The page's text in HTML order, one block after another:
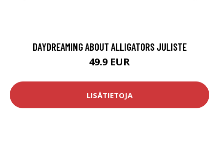
DAYDREAMING ABOUT ALLIGATORS JULISTE
49.9 EUR
LISÄTIETOJA